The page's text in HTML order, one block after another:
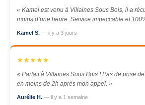
« Kamel est venu à Villaines Sous Bois, il a
moins d’une heure. Service impeccable et
Kamel S. — il y a 3 jours
★★★★★
« Parfait à Villaines Sous Bois ! Pas de prise
en moins de 2h après mon appel. »
Aurélie H. — il y a 1 semaine